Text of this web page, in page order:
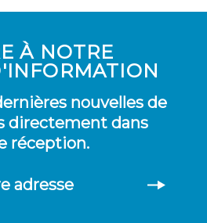
À NOTRE
nouvelles de
directement dans
réception.
adresse